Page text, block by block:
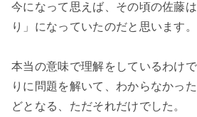
今になって思えば、その頃の佐藤
り」になっていたのだと思います。
本当の意味で理解をしているわけ
りに問題を解いて、わからなかっ
どとなる、ただそれだけでした。